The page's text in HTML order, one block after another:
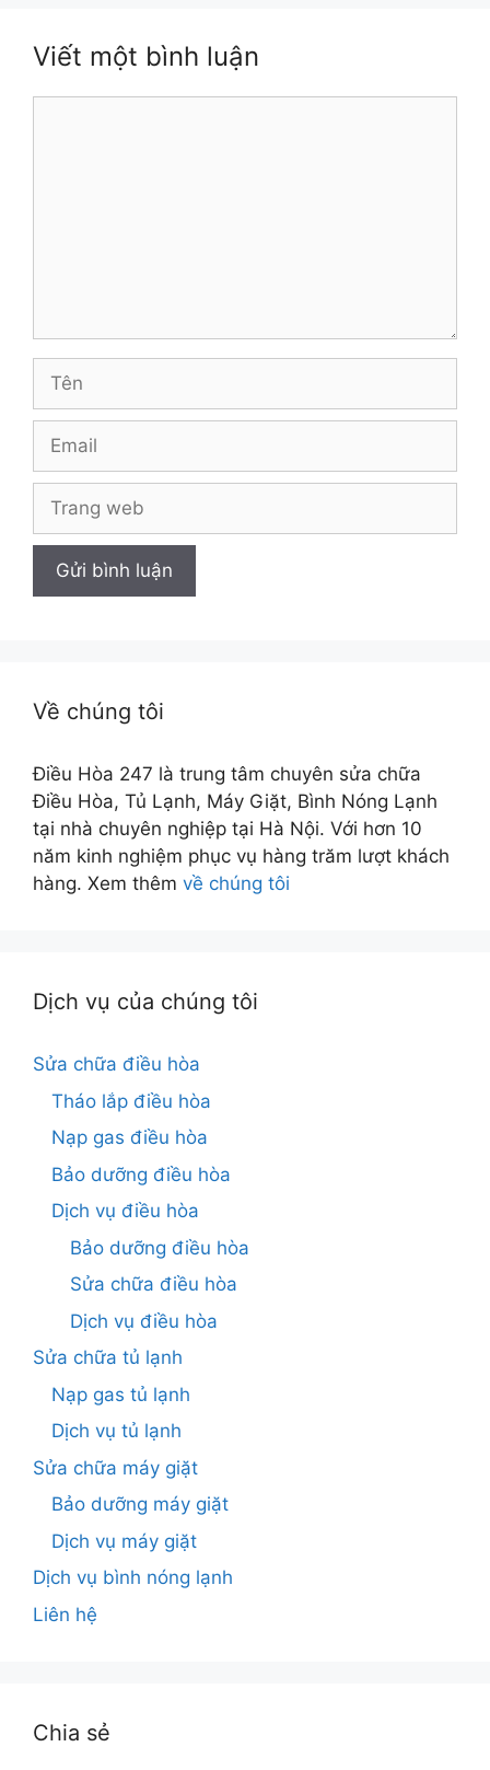
Viết một bình luận
Tên
Email
Trang
Về chúng tôi
Điều Hòa 247 là trung tâm chuyên sửa chữa
Điều Hòa, Tủ Lạnh, Máy Giặt, Bình Nóng Lạnh
tại nhà chuyên nghiệp tại Hà Nội. Với hơn 10
năm kinh nghiệm phục vụ hàng trăm lượt khách
hàng. Xem thêm về chúng tôi
Dịch vụ của chúng tôi
Sửa chữa điều hòa
Tháo lắp điều hòa
Nạp gas điều hòa
Bảo dưỡng điều hòa
Dịch vụ điều hòa
Bảo dưỡng điều hòa
Sửa chữa điều hòa
Dịch vụ điều hòa
Sửa chữa tủ lạnh
Nạp gas tủ lạnh
Dịch vụ tủ lạnh
Sửa chữa máy giặt
Bảo dưỡng máy giặt
Dịch vụ máy giặt
Dịch vụ bình nóng lạnh
Liên hệ
Chia sẻ